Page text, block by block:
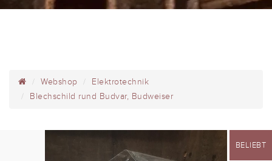
Webshop
Elektrotechnik
Blechschild rund Budvar, Budweiser
BELIEBT